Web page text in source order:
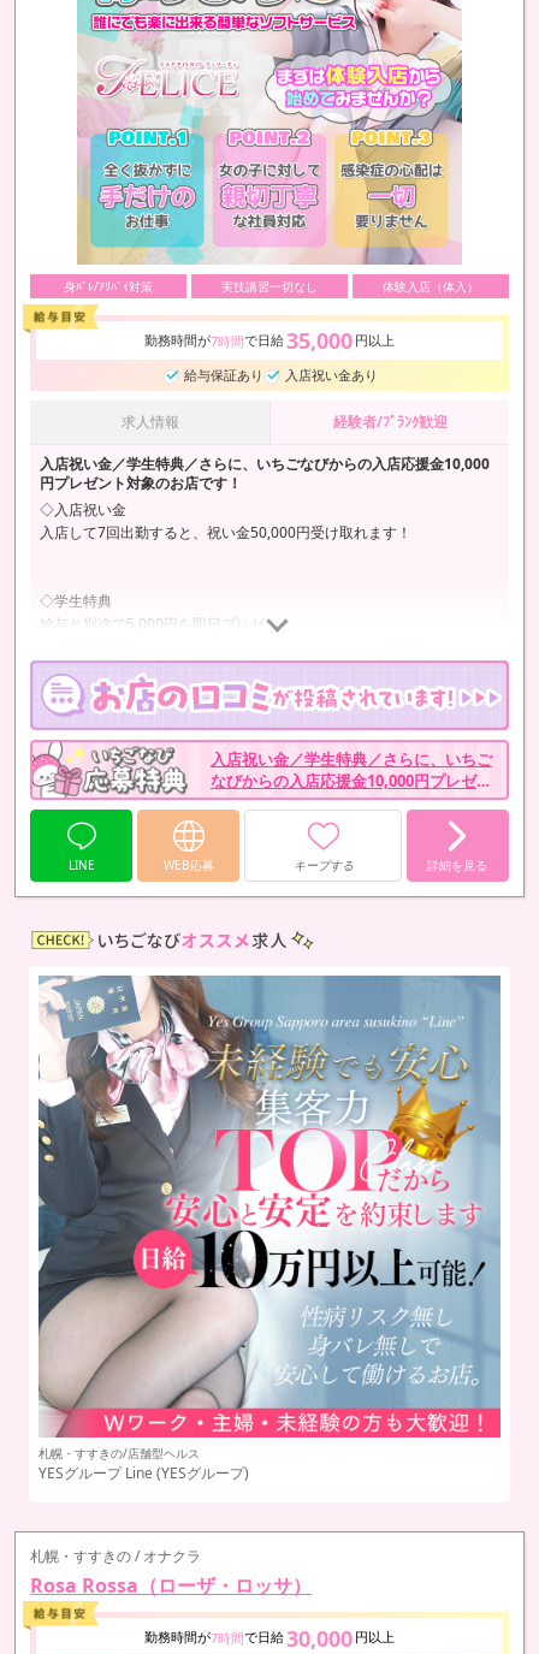
身ﾊﾞﾚ/ｱﾘﾊﾞｲ対策 実技講習一切なし 体験入店（体入）
勤務時間が7時間で日給35,000 円以上
給与保証あり
入店祝い金あり
求人情報 経験者/ﾌﾞﾗﾝｸ歓迎
入店祝い金／学生特典／さらに、いちごなびからの入店応援金10,000
円プレゼント対象のお店です！
◇入店祝い金
入店して7回出勤すると、祝い金50,000円受け取れます！
◇学生特典
給与と別途で5,000円を即日プレゼント
◇いちごなび入店応援金
また、いちごなびからの入店応援金10,000円プレゼントも対象のお店
です！
サイトのマイページから詳細を確認しつつ、申請してください！
…
入店祝い金／学生特典／さらに、いちご
なびからの入店応援金10,000円プレゼン
ト対象のお店です！
LINE WEB応募 キープする 詳細を見る
札幌・すすきの/店舗型ヘルス
YESグループ Line (YESグループ)
札幌・すすきの / オナクラ
Rosa Rossa（ローザ・ロッサ）
勤務時間が7時間で日給30,000 円以上